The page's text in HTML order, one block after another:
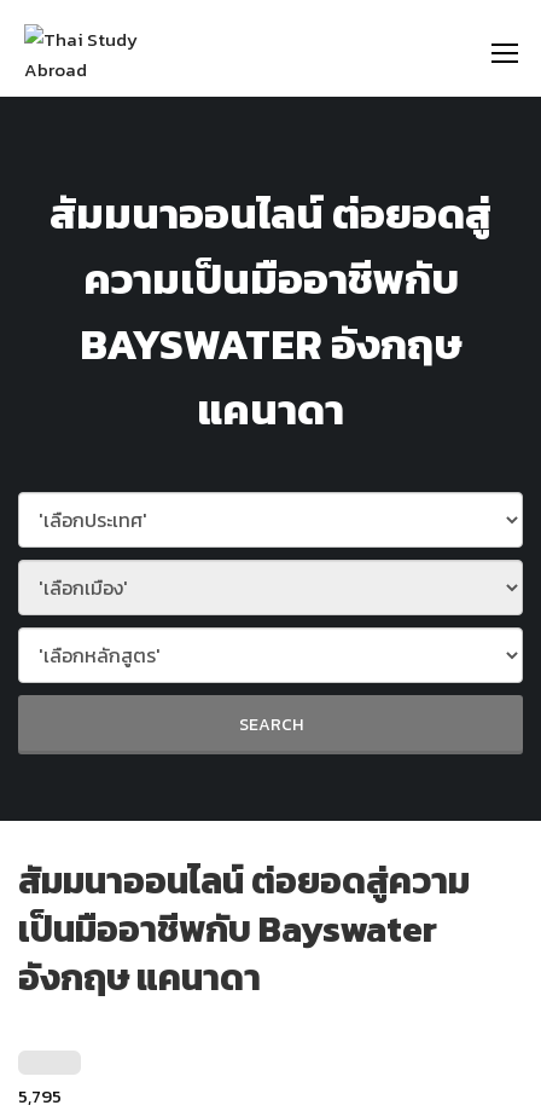
สัมมนาออนไลน์ ต่อยอดสู่
ความเป็นมืออาชีพกับ
BAYSWATER อังกฤษ
แคนาดา
สัมมนาออนไลน์ ต่อยอดสู่ความ
เป็นมืออาชีพกับ Bayswater
อังกฤษ แคนาดา
5,795